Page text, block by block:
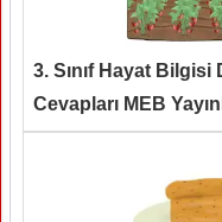
3. Sınıf Hayat Bilgisi
Cevapları MEB